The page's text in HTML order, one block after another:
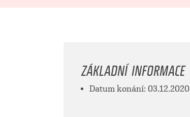
ZÁKLADNÍ INFORMACE
Datum konání: 03.12.2020